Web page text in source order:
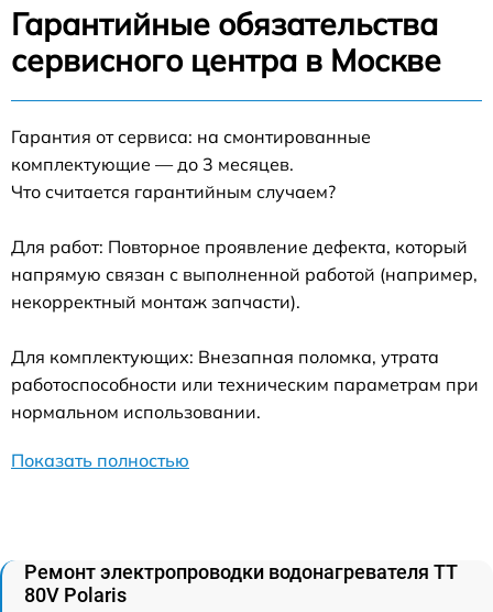
Гарантийные обязательства
сервисного центра в Москве
Гарантия от сервиса: на смонтированные
комплектующие — до 3 месяцев.
Что считается гарантийным случаем?
Для работ: Повторное проявление дефекта, который
напрямую связан с выполненной работой (например,
некорректный монтаж запчасти).
Для комплектующих: Внезапная поломка, утрата
работоспособности или техническим параметрам при
нормальном использовании.
Показать полностью
Ремонт электропроводки водонагревателя TT
80V Polaris